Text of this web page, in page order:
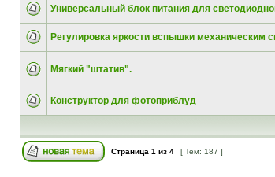
Универсальный блок питания для
Регулировка яркости вспышки механическим
Мягкий "штатив".
Конструктор для фотоприблуд
Страница 1 из 4 [ Тем: 187 ]